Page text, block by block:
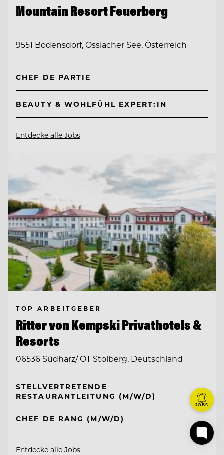
Mountain Resort Feuerberg
9551 Bodensdorf, Ossiacher See, Österreich
CHEF DE PARTIE
BEAUTY & WOHLFÜHL EXPERT:IN
Entdecke alle Jobs
TOP ARBEITGEBER
Ritter von Kempski Privathotels &
Resorts
06536 Südharz/ OT Stolberg, Deutschland
STELLVERTRETENDE
RESTAURANTLEITUNG (M/W/D)
CHEF DE RANG (M/W/D)
Entdecke alle Jobs
JOBS